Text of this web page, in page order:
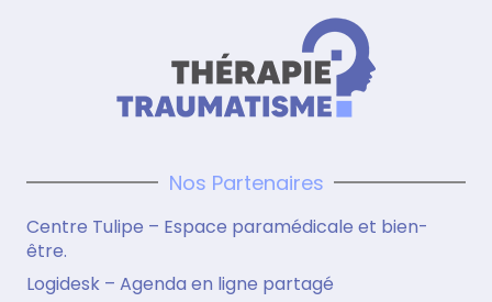
Nos Partenaires
Centre Tulipe – Espace paramédicale et bien-
être.
Logidesk – Agenda en ligne partagé